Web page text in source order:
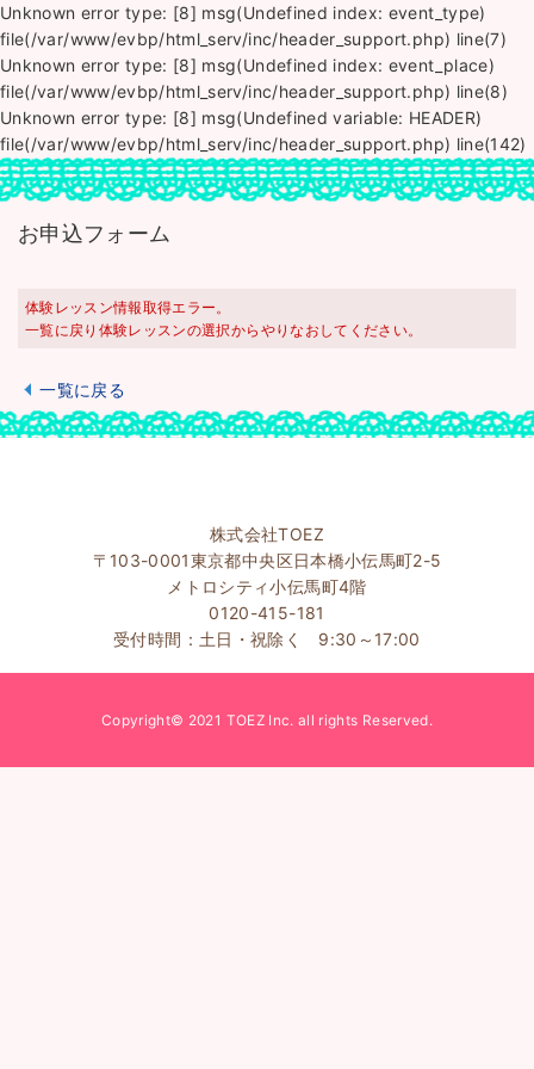
Unknown error type: [8] msg(Undefined index: event_type)
file(/var/www/evbp/html_serv/inc/header_support.php) line(7)
Unknown error type: [8] msg(Undefined index: event_place)
file(/var/www/evbp/html_serv/inc/header_support.php) line(8)
Unknown error type: [8] msg(Undefined variable: HEADER)
file(/var/www/evbp/html_serv/inc/header_support.php) line(142)
お申込フォーム
体験レッスン情報取得エラー。
一覧に戻り体験レッスンの選択からやりなおしてください。
一覧に戻る
株式会社TOEZ
〒103-0001東京都中央区日本橋小伝馬町2-5
メトロシティ小伝馬町4階
0120-415-181
受付時間：土日・祝除く 9:30～17:00
Copyright© 2021 TOEZ Inc. all rights Reserved.